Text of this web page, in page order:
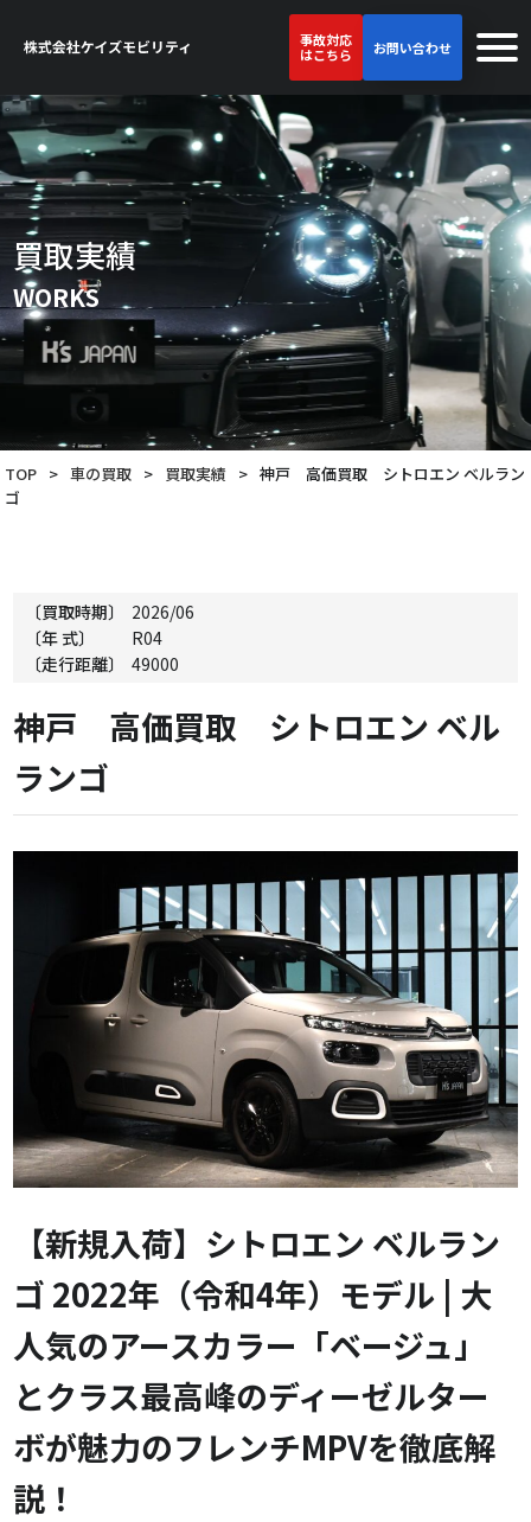
事故対応
はこちら
お問い合わせ
買取実績
WORKS
TOP > 車の買取 > 買取実績 > 神戸 高価買取 シトロエン ベルラン
ゴ
〔買取時期〕
2026/06
〔年 式〕
R04
〔走行距離〕
49000
神戸 高価買取 シトロエン ベル
ランゴ
【新規入荷】シトロエン ベルラン
ゴ 2022年（令和4年）モデル | 大
人気のアースカラー「ベージュ」
とクラス最高峰のディーゼルター
ボが魅力のフレンチMPVを徹底解
説！